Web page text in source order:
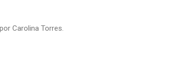
Carolina Torres.